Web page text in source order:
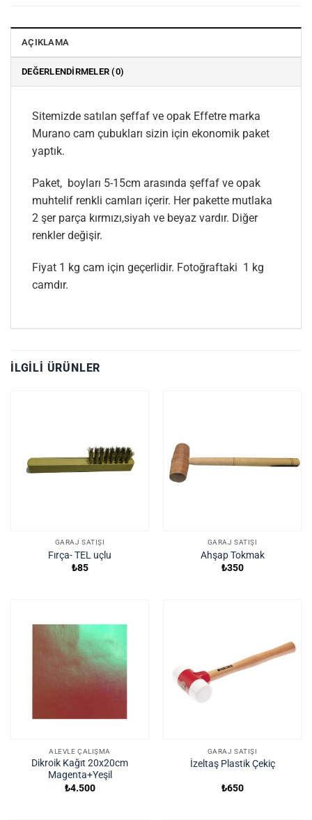
AÇIKLAMA
DEĞERLENDIRMELER (0)
Sitemizde satılan şeffaf ve opak Effetre marka
Murano cam çubukları sizin için ekonomik paket
yaptık.
Paket, boyları 5-15cm arasında şeffaf ve opak
muhtelif renkli camları içerir. Her pakette mutlaka
2 şer parça kırmızı,siyah ve beyaz vardır. Diğer
renkler değişir.
Fiyat 1 kg cam için geçerlidir. Fotoğraftaki 1 kg
camdır.
İLGILI ÜRÜNLER
GARAJ SATIŞI
Fırça- TEL uçlu
₺85
GARAJ SATIŞI
Ahşap Tokmak
₺350
ALEVLE ÇALIŞMA
Dikroik Kağıt 20x20cm
Magenta+Yeşil
₺4.500
GARAJ SATIŞI
İzeltaş Plastik Çekiç
₺650